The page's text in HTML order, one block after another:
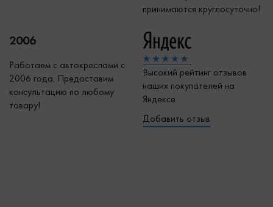
принимаются круглосуточно!
2006
Работаем с автокреслами с
2006 года. Предоставим
консультацию по любому
товару!
Высокий рейтинг отзывов
наших покупателей на
Яндексе
Добавить отзыв